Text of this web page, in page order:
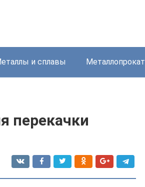
и сплавы Металлопрокат
перекачки